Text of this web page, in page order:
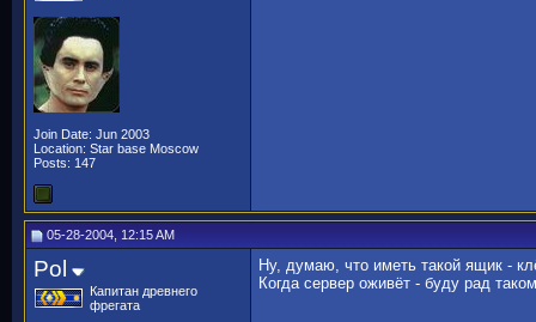
Join Date: Jun 2003
Location: Star base Moscow
Posts: 147
05-28-2004, 12:15 AM
Pol
Капитан древнего
фрегата
Ну, думаю, что иметь такой ящик -
Когда сервер оживёт - буду рад